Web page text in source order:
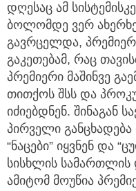
დღესაც ამ
ბოლომდე ვერ
გავრცელდა,
გაკეთებამ, რაც
პრემიერი მაშინვე
თითქოს შსს და
იძიებდნენ. შინაგან
პირველი
“ნაცები” იყვნენ და
სისხლის სამართლის
ამიტომ მოუწია